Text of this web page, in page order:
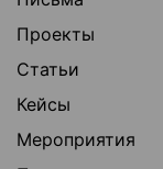
Проекты
Статьи
Кейсы
Мероприятия